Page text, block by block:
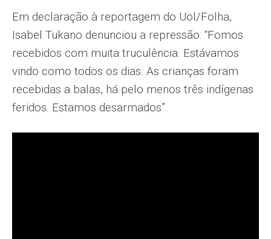
Em declaração à reportagem do Uol/Folha,
Isabel Tukano denunciou a repressão: “Fomos
recebidos com muita truculência. Estávamos
vindo como todos os dias. As crianças foram
recebidas a balas, há pelo menos três indígenas
feridos. Estamos desarmados”.